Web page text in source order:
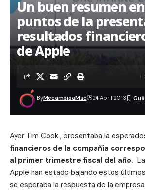
Un buen resumen
puntos de la
resultados
de Apple
ByMecambioaMac 24 Abril 2013
Ayer Tim Cook , presentaba la
financieros de la compañía
al primer trimestre fiscal del año.
Apple han estado bajando estos
se esperaba la respuesta de la